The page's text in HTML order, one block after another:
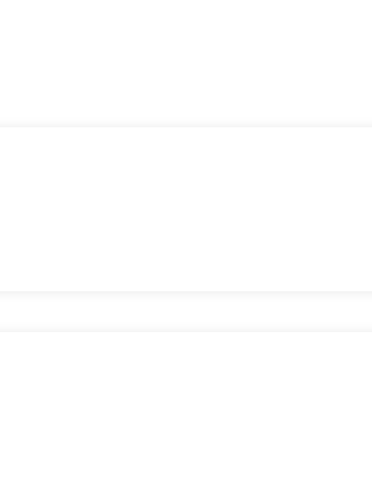
sans complications.
du marché.
des plateformes et des dApps.